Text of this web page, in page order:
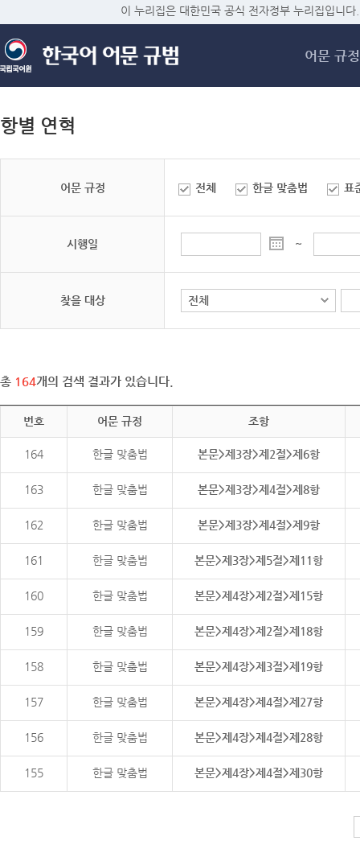
메
이 누리집은 대한민국 공식 전자정부 누리집입니다.
어문 규정
항별 연혁
어문 규정 전체 한글 맞춤법 표
시행일 ~
찾을 대상
총 164개의 검색 결과가 있습니다.
번호 어문 규정 조항
164 한글 맞춤법 본문>제3장>제2절>제6항
163 한글 맞춤법 본문>제3장>제4절>제8항
162 한글 맞춤법 본문>제3장>제4절>제9항
161 한글 맞춤법 본문>제3장>제5절>제11항
160 한글 맞춤법 본문>제4장>제2절>제15항
159 한글 맞춤법 본문>제4장>제2절>제18항
158 한글 맞춤법 본문>제4장>제3절>제19항
157 한글 맞춤법 본문>제4장>제4절>제27항
156 한글 맞춤법 본문>제4장>제4절>제28항
155 한글 맞춤법 본문>제4장>제4절>제30항